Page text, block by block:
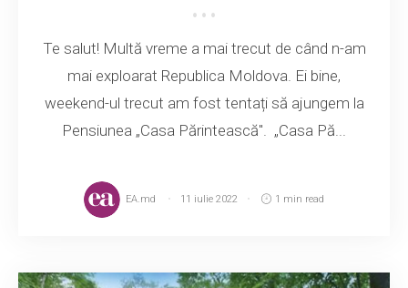
Te salut! Multă vreme a mai trecut de când n-am
mai exploarat Republica Moldova. Ei bine,
weekend-ul trecut am fost tentați să ajungem la
Pensiunea „Casa Părintească". „Casa Pă...
EA.md 11 iulie 2022 1 min read